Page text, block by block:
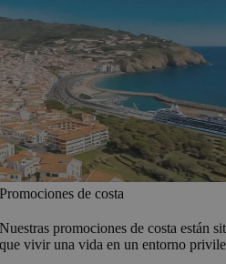
Promociones de costa
Nuestras promociones de costa están
que vivir una vida en un entorno